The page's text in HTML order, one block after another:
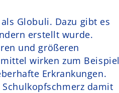
Globuli. Dazu gibt es
erstellt wurde.
und größeren
wirken zum Beispiel
Erkrankungen.
damit